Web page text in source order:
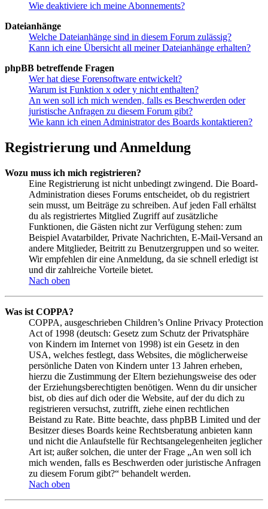
Wie deaktiviere ich meine Abonnements?
Dateianhänge
Welche Dateianhänge sind in diesem Forum zulässig?
Kann ich eine Übersicht all meiner Dateianhänge erhalten?
phpBB betreffende Fragen
Wer hat diese Forensoftware entwickelt?
Warum ist Funktion x oder y nicht enthalten?
An wen soll ich mich wenden, falls es Beschwerden oder
juristische Anfragen zu diesem Forum gibt?
Wie kann ich einen Administrator des Boards kontaktieren?
Registrierung und Anmeldung
Wozu muss ich mich registrieren?
Eine Registrierung ist nicht unbedingt zwingend. Die Board-
Administration dieses Forums entscheidet, ob du registriert
sein musst, um Beiträge zu schreiben. Auf jeden Fall erhältst
du als registriertes Mitglied Zugriff auf zusätzliche
Funktionen, die Gästen nicht zur Verfügung stehen: zum
Beispiel Avatarbilder, Private Nachrichten, E-Mail-Versand an
andere Mitglieder, Beitritt zu Benutzergruppen und so weiter.
Wir empfehlen dir eine Anmeldung, da sie schnell erledigt ist
und dir zahlreiche Vorteile bietet.
Nach oben
Was ist COPPA?
COPPA, ausgeschrieben Children’s Online Privacy Protection
Act of 1998 (deutsch: Gesetz zum Schutz der Privatsphäre
von Kindern im Internet von 1998) ist ein Gesetz in den
USA, welches festlegt, dass Websites, die möglicherweise
persönliche Daten von Kindern unter 13 Jahren erheben,
hierzu die Zustimmung der Eltern beziehungsweise des oder
der Erziehungsberechtigten benötigen. Wenn du dir unsicher
bist, ob dies auf dich oder die Website, auf der du dich zu
registrieren versuchst, zutrifft, ziehe einen rechtlichen
Beistand zu Rate. Bitte beachte, dass phpBB Limited und der
Besitzer dieses Boards keine Rechtsberatung anbieten kann
und nicht die Anlaufstelle für Rechtsangelegenheiten jeglicher
Art ist; außer solchen, die unter der Frage „An wen soll ich
mich wenden, falls es Beschwerden oder juristische Anfragen
zu diesem Forum gibt?“ behandelt werden.
Nach oben